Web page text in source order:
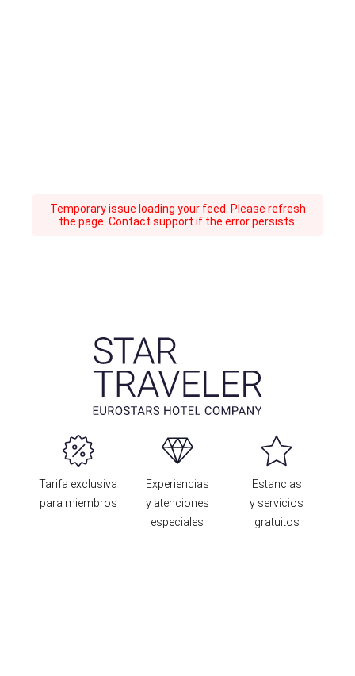
Temporary issue loading your feed. Please refresh
the page. Contact support if the error persists.
Tarifa exclusiva
para miembros
Experiencias
y atenciones
especiales
Estancias
y servicios
gratuitos